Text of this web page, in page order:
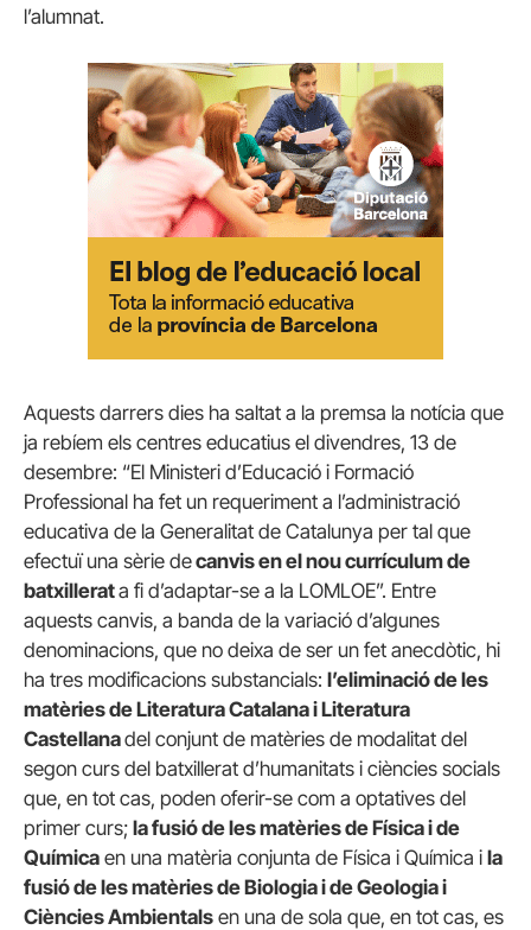
l’alumnat.
Aquests darrers dies ha saltat a la premsa la notícia que
ja rebíem els centres educatius el divendres, 13 de
desembre: “El Ministeri d’Educació i Formació
Professional ha fet un requeriment a l’administració
educativa de la Generalitat de Catalunya per tal que
efectuï una sèrie decanvis en el nou currículum de
batxillerata fi d’adaptar-se a la LOMLOE”. Entre
aquests canvis, a banda de la variació d’algunes
denominacions, que no deixa de ser un fet anecdòtic, hi
ha tres modificacions substancials: l’eliminació de les
matèries de Literatura Catalana i Literatura
Castellanadel conjunt de matèries de modalitat del
segon curs del batxillerat d’humanitats i ciències socials
que, en tot cas, poden oferir-se com a optatives del
primer curs; la fusió de les matèries de Física i de
Química en una matèria conjunta de Física i Química i la
fusió de les matèries de Biologia i de Geologia i
Ciències Ambientals en una de sola que, en tot cas, es